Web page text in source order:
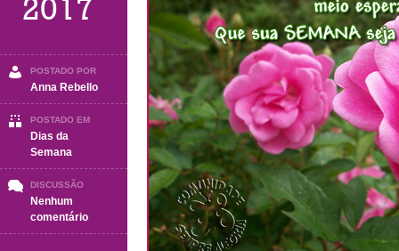
2017
POSTADO POR
Anna Rebello
POSTADO EM
Dias da
Semana
DISCUSSÃO
Nenhum
comentárioem
Segunda-